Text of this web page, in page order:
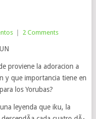
2 Comments
proviene la adoracion a
y que importancia tiene en
los Yorubas?
leyenda que iku, la